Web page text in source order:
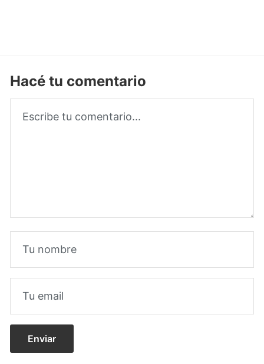
Hacé tu comentario